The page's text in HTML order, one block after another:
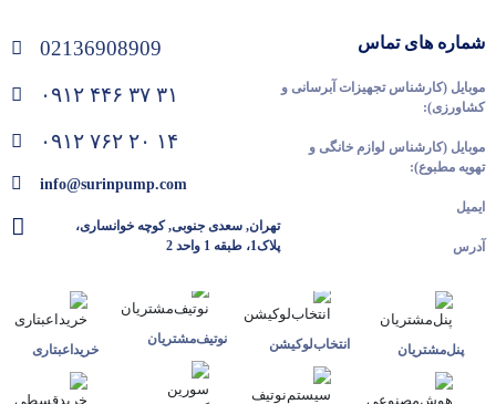
شماره های تماس
موبایل (کارشناس تجهیزات آبرسانی و
کشاورزی):
موبایل (کارشناس لوازم خانگی و
تهویه مطبوع):
ایمیل
آدرس
02136908909
۰۹۱۲ ۴۴۶ ۳۷ ۳۱
۰۹۱۲ ۷۶۲ ۲۰ ۱۴
info@surinpump.com
تهران, سعدی جنوبی, کوچه خوانساری،
پلاک1، طبقه 1 واحد 2
پنل‌مشتریان انتخاب‌لوکیشن نوتیف‌مشتریان
خرید‌اعبتاری